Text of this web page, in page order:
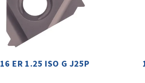
16 ER 1.25 ISO G J25P